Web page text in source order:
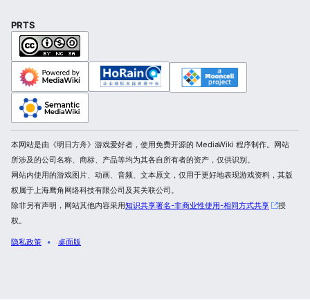
PRTS
本网站是由《明日方舟》游戏爱好者，使用免费开源的 MediaWiki 程序制作。网站
所涉及的公司名称、商标、产品等均为其各自所有者的资产，仅供识别。
网站内使用的游戏图片、动画、音频、文本原文，仅用于更好地表现游戏资料，其版
权属于上海鹰角网络科技有限公司及其关联公司。
除非另有声明，网站其他内容采用知识共享署名-非商业性使用-相同方式共享
授
权。
隐私政策 桌面版